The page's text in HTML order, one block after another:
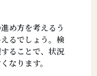
め方を考えるう
るでしょう。検
ることで、状況
なります。